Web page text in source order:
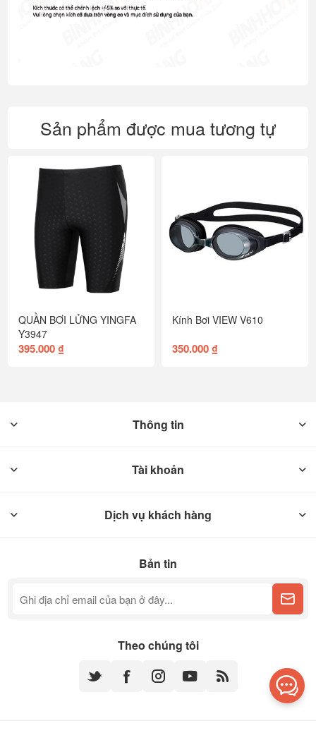
Sản phẩm được mua tương tự
QUẦN BƠI LỬNG YINGFA
Y3947
395.000 ₫
Kính Bơi VIEW V610
350.000 ₫
Thông tin
Tài khoản
Dịch vụ khách hàng
Bản tin
Theo chúng tôi